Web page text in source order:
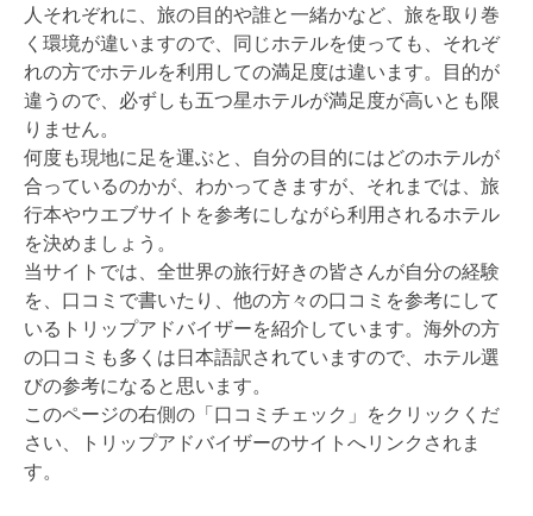
人それぞれに、旅の目的や誰と一緒かなど、旅を取り巻
く環境が違いますので、同じホテルを使っても、それぞ
れの方でホテルを利用しての満足度は違います。目的が
違うので、必ずしも五つ星ホテルが満足度が高いとも限
りません。
何度も現地に足を運ぶと、自分の目的にはどのホテルが
合っているのかが、わかってきますが、それまでは、旅
行本やウエブサイトを参考にしながら利用されるホテル
を決めましょう。
当サイトでは、全世界の旅行好きの皆さんが自分の経験
を、口コミで書いたり、他の方々の口コミを参考にして
いるトリップアドバイザーを紹介しています。海外の方
の口コミも多くは日本語訳されていますので、ホテル選
びの参考になると思います。
このページの右側の「口コミチェック」をクリックくだ
さい、トリップアドバイザーのサイトへリンクされま
す。